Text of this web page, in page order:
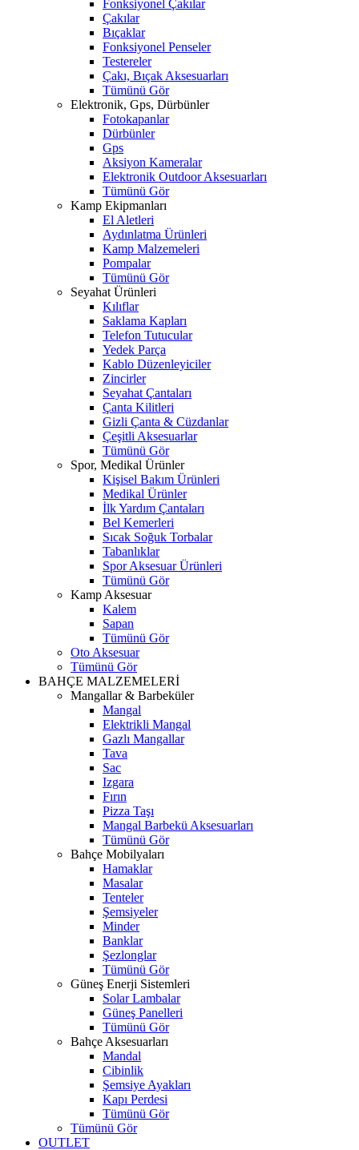
Fonksiyonel Çakılar
Çakılar
Bıçaklar
Fonksiyonel Penseler
Testereler
Çakı, Bıçak Aksesuarları
Tümünü Gör
Elektronik, Gps, Dürbünler
Fotokapanlar
Dürbünler
Gps
Aksiyon Kameralar
Elektronik Outdoor Aksesuarları
Tümünü Gör
Kamp Ekipmanları
El Aletleri
Aydınlatma Ürünleri
Kamp Malzemeleri
Pompalar
Tümünü Gör
Seyahat Ürünleri
Kılıflar
Saklama Kapları
Telefon Tutucular
Yedek Parça
Kablo Düzenleyiciler
Zincirler
Seyahat Çantaları
Çanta Kilitleri
Gizli Çanta & Cüzdanlar
Çeşitli Aksesuarlar
Tümünü Gör
Spor, Medikal Ürünler
Kişisel Bakım Ürünleri
Medikal Ürünler
İlk Yardım Çantaları
Bel Kemerleri
Sıcak Soğuk Torbalar
Tabanlıklar
Spor Aksesuar Ürünleri
Tümünü Gör
Kamp Aksesuar
Kalem
Sapan
Tümünü Gör
Oto Aksesuar
Tümünü Gör
BAHÇE MALZEMELERİ
Mangallar & Barbeküler
Mangal
Elektrikli Mangal
Gazlı Mangallar
Tava
Sac
Izgara
Fırın
Pizza Taşı
Mangal Barbekü Aksesuarları
Tümünü Gör
Bahçe Mobilyaları
Hamaklar
Masalar
Tenteler
Şemsiyeler
Minder
Banklar
Şezlonglar
Tümünü Gör
Güneş Enerji Sistemleri
Solar Lambalar
Güneş Panelleri
Tümünü Gör
Bahçe Aksesuarları
Mandal
Cibinlik
Şemsiye Ayakları
Kapı Perdesi
Tümünü Gör
Tümünü Gör
OUTLET